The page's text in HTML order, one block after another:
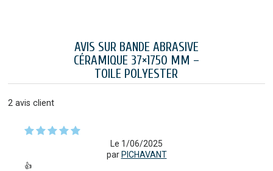
AVIS SUR BANDE ABRASIVE
CÉRAMIQUE 37×1750 MM –
TOILE POLYESTER
2 avis client
Le 1/06/2025
par PICHAVANT
👍